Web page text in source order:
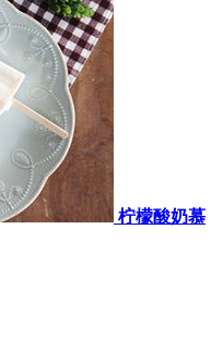
柠檬酸奶慕